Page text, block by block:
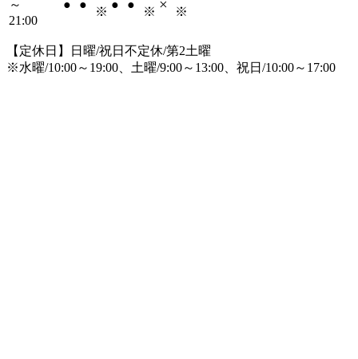
～
21:00
● ●
※
● ●
※ ×
※
【定休日】日曜/祝日不定休/第2土曜
※水曜/10:00～19:00、土曜/9:00～13:00、祝日/10:00～17:00